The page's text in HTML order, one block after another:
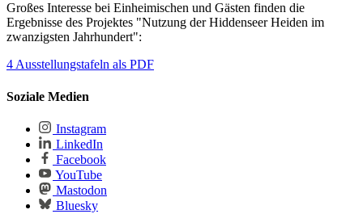
Großes Interesse bei Einheimischen und Gästen finden die
Ergebnisse des Projektes "Nutzung der Hiddenseer Heiden im
zwanzigsten Jahrhundert":
4 Ausstellungstafeln als PDF
Soziale Medien
Instagram
LinkedIn
Facebook
YouTube
Mastodon
Bluesky